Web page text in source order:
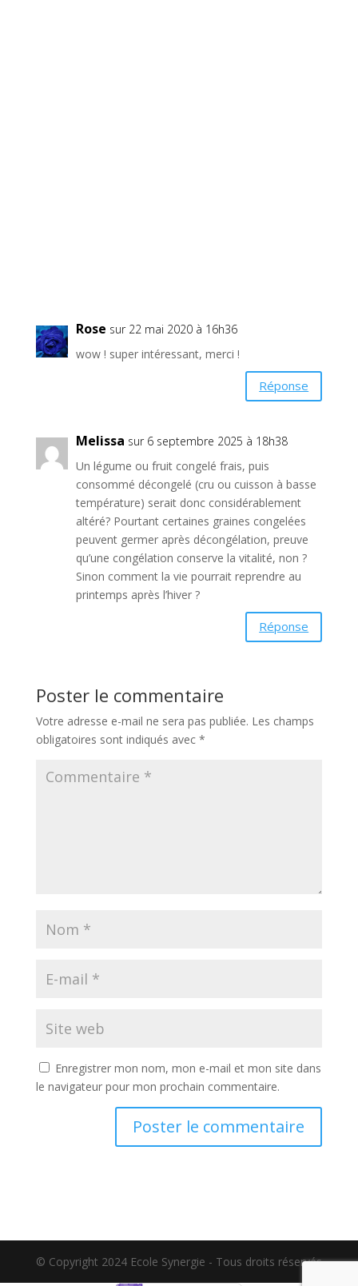
Rose sur 22 mai 2020 à 16h36
wow ! super intéressant, merci !
Réponse
Melissa sur 6 septembre 2025 à 18h38
Un légume ou fruit congelé frais, puis
consommé décongelé (cru ou cuisson à basse
température) serait donc considérablement
altéré? Pourtant certaines graines congelées
peuvent germer après décongélation, preuve
qu’une congélation conserve la vitalité, non ?
Sinon comment la vie pourrait reprendre au
printemps après l’hiver ?
Réponse
Poster le commentaire
Votre adresse e-mail ne sera pas publiée. Les champs
obligatoires sont indiqués avec *
Enregistrer mon nom, mon e-mail et mon site dans
le navigateur pour mon prochain commentaire.
© Copyright 2024 Ecole Synergie - Tous droits réservés